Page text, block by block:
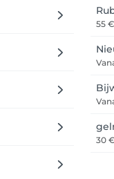
55 €
30 €